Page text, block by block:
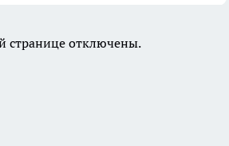
странице отключены.